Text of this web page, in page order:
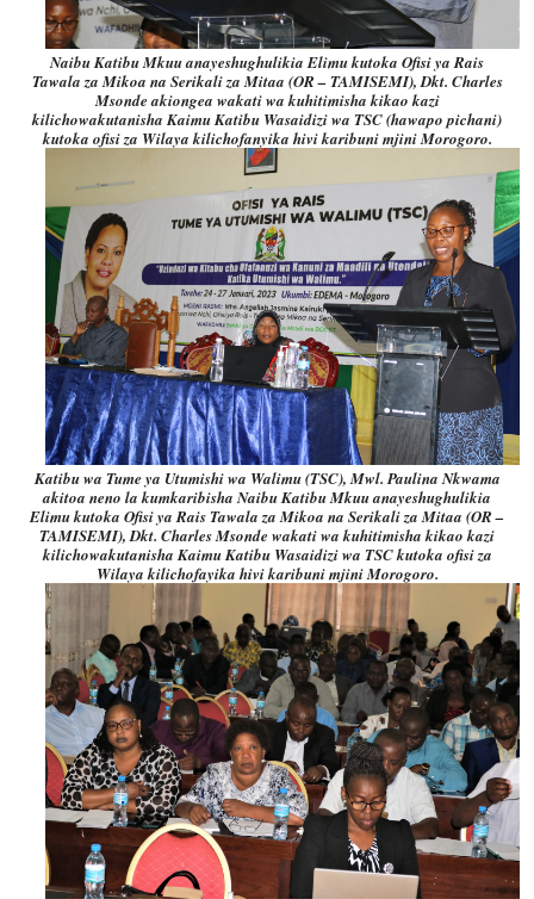
Naibu Katibu Mkuu anayeshughulikia Elimu kutoka Ofisi ya Rais
Tawala za Mikoa na Serikali za Mitaa (OR – TAMISEMI), Dkt. Charles
Msonde akiongea wakati wa kuhitimisha kikao kazi
kilichowakutanisha Kaimu Katibu Wasaidizi wa TSC (hawapo pichani)
kutoka ofisi za Wilaya kilichofanyika hivi karibuni mjini Morogoro.
Katibu wa Tume ya Utumishi wa Walimu (TSC), Mwl. Paulina Nkwama
akitoa neno la kumkaribisha Naibu Katibu Mkuu anayeshughulikia
Elimu kutoka Ofisi ya Rais Tawala za Mikoa na Serikali za Mitaa (OR –
TAMISEMI), Dkt. Charles Msonde wakati wa kuhitimisha kikao kazi
kilichowakutanisha Kaimu Katibu Wasaidizi wa TSC kutoka ofisi za
Wilaya kilichofayika hivi karibuni mjini Morogoro.